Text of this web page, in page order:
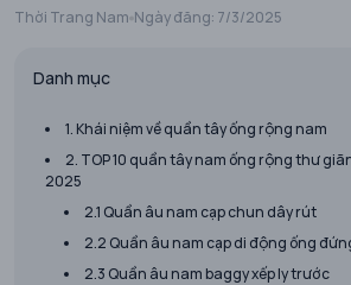
Thời Trang Nam Ngày đăng: 7/3/2025
Danh mục
1. Khái niệm về quần tây ống rộng nam
2. TOP 10 quần tây nam ống rộng thư
2025
2.1 Quần âu nam cạp chun dây rút
2.2 Quần âu nam cạp di động ống
2.3 Quần âu nam baggy xếp ly trước